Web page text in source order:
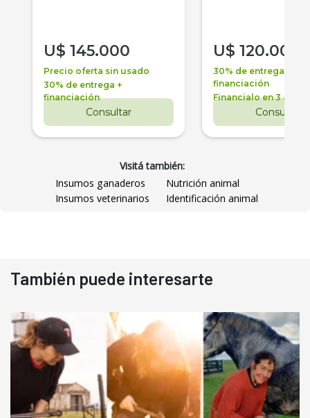
U$ 145.000
Precio oferta sin usado
30% de entrega +
financiación
Consultar
U$ 120.000
30% de entrega +
financiación
Financialo en 3 años
Consultar
Visitá también:
Insumos ganaderos
Nutrición animal
Insumos veterinarios
Identificación animal
También puede interesarte